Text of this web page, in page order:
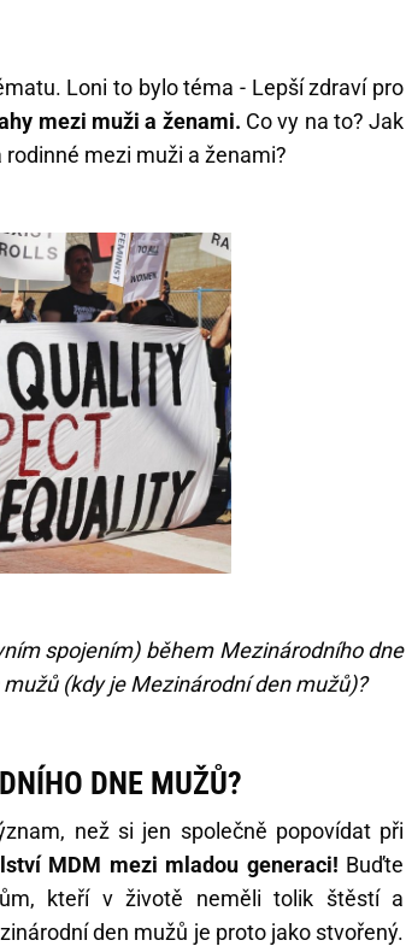
Loni to bylo téma - Lepší zdraví pro
mezi muži a ženami. Co vy na to? Jak
mezi muži a ženami?
spojením) během Mezinárodního dne
(kdy je Mezinárodní den mužů)?
DNE MUŽŮ?
než si jen společně popovídat při
MDM mezi mladou generaci! Buďte
kteří v životě neměli tolik štěstí a
den mužů je proto jako stvořený.